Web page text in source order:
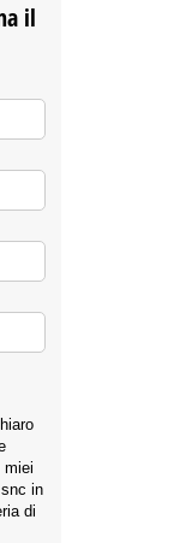
il
miei
in
di